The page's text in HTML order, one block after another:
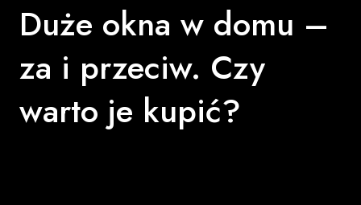
Duże okna w domu –
za i przeciw. Czy
warto je kupić?